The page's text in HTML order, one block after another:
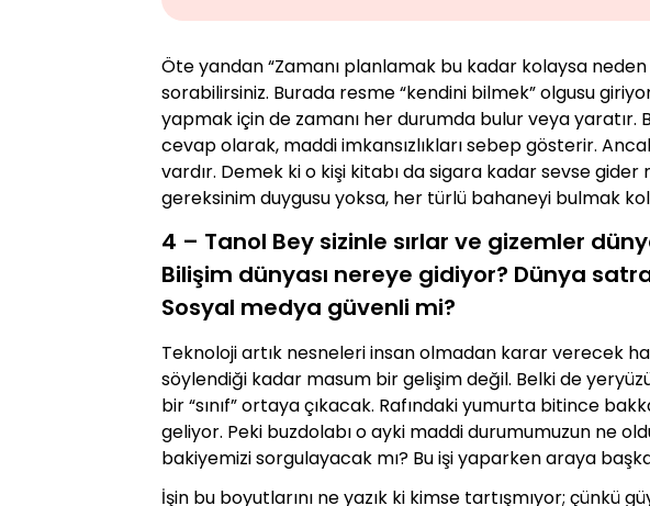
Öte yandan “Zamanı planlamak bu kadar kolaysa
sorabilirsiniz. Burada resme “kendini bilmek” olgusu
yapmak için de zamanı her durumda bulur veya yaratır.
cevap olarak, maddi imkansızlıkları sebep gösterir.
vardır. Demek ki o kişi kitabı da sigara kadar sevse
gereksinim duygusu yoksa, her türlü bahaneyi bulmak
4 – Tanol Bey sizinle sırlar ve gizemler
Bilişim dünyası nereye gidiyor? Dünya
Sosyal medya güvenli mi?
Teknoloji artık nesneleri insan olmadan karar verecek
söylendiği kadar masum bir gelişim değil. Belki de
bir “sınıf” ortaya çıkacak. Rafındaki yumurta bitince
geliyor. Peki buzdolabı o ayki maddi durumumuzun ne
bakiyemizi sorgulayacak mı? Bu işi yaparken araya
İşin bu boyutlarını ne yazık ki kimse tartışmıyor; çünkü